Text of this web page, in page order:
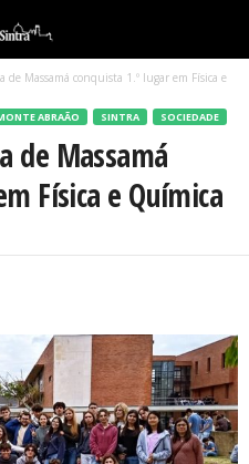
de Massamá conquista 1.º lugar em Física e
ABRAÃO SINTRA SOCIEDADE
de Massamá
Física e Química